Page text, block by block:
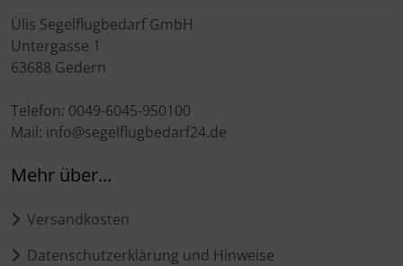
Ülis Segelflugbedarf GmbH
Untergasse 1
63688 Gedern
Telefon: 0049-6045-950100
Mail: info@segelflugbedarf24.de
Mehr über...
Versandkosten
Datenschutzerklärung und Hinweise